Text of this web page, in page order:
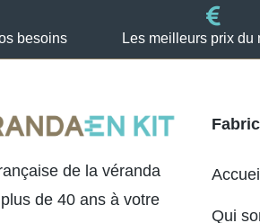
besoins Les meilleurs prix du
de la véranda
de 40 ans à votre
Accueil
Qui